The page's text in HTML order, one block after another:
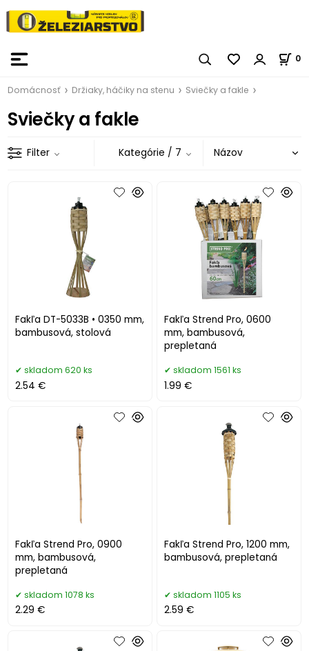
0
Domácnosť Držiaky, háčiky na stenu Sviečky a fakle
Sviečky a fakle
Filter Kategórie / 7
Fakľa DT-5033B • 0350 mm,
bambusová, stolová
skladom 620 ks
2.54 €
Fakľa Strend Pro, 0600
mm, bambusová,
prepletaná
skladom 1561 ks
1.99 €
Fakľa Strend Pro, 0900
mm, bambusová,
prepletaná
skladom 1078 ks
2.29 €
Fakľa Strend Pro, 1200 mm,
bambusová, prepletaná
skladom 1105 ks
2.59 €